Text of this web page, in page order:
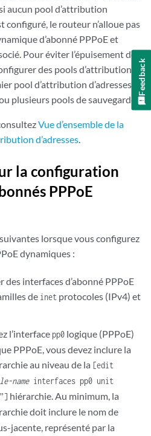
aucun pool d’attribution
configuré, le routeur n’alloue pas
d’abonné PPPoE et
Pour éviter l’épuisement des
des pools d’attribution
pool d’attribution d’adresses
plusieurs pools de sauvegarde.
Vue d’ensemble de la
d’adresses.
la configuration
PPPoE
lorsque vous configurez
dynamiques :
interfaces d’abonné PPPoE
de inet protocoles (IPv4) et
l’interfacepp0 logique (PPPoE)
PPPoE, vous devez inclure la
au niveau de la [edit
nameinterfaces pp0 unit
hiérarchie. Au minimum, la
doit inclure le nom de
jacente, représenté par la
Feedback